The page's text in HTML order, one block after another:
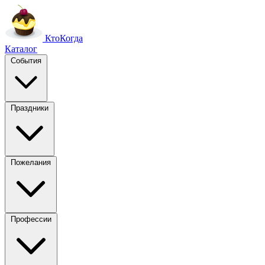
КтоКогда
Каталог
События
Праздники
Пожелания
Профессии